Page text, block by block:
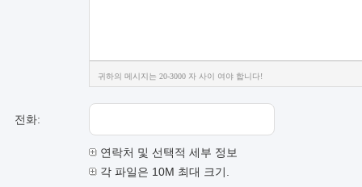
귀하의 메시지는 20-3000 자 사이 여야 합니다!
전화:
연락처 및 선택적 세부 정보
각 파일은 10M 최대 크기.